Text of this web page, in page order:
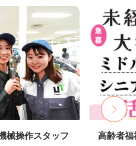
械操作スタッフ 高齢者福